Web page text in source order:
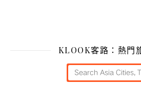
KLOOK客路：熱門